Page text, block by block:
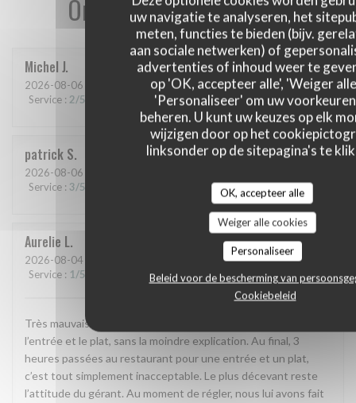
uw navigatie te analyseren, het
meten, functies te bieden (bijv.
aan sociale netwerken) of
advertenties of inhoud weer te
op 'OK, accepteer alle', 'Weiger
'Personaliseer' om uw
beheren. U kunt uw keuzes op elk
wijzigen door op het
linksonder op de sitepagina's te
OK, accepteer alle
Weiger alle cookies
Personaliseer
Beleid voor de bescherming van
Cookiebeleid
Onze gastbeoordelingen
Michel J
2026-08-06 - 12:15 - Gasten 2
Service : 2/5 /5 Keuken:2/5 Kwaliteit / Prijs: 1/5
patrick S
2026-08-06
Service : 3/5 4/5 Kwaliteit / Prijs:4/5
Aurelie L
2026-08-04
Service : 1/5 1/5 Keuken: 4/5 Kwaliteit / Prijs : 3/5
Très mauvaise expérience. Nous avons attendu 1 h 15 entre
l’entrée et le plat, sans la moindre explication. Au final, 3
heures passées au restaurant pour une entrée et un plat,
c’est tout simplement inacceptable. Le plus décevant reste
l’attitude du gérant. Au moment de régler, nous lui avons fait